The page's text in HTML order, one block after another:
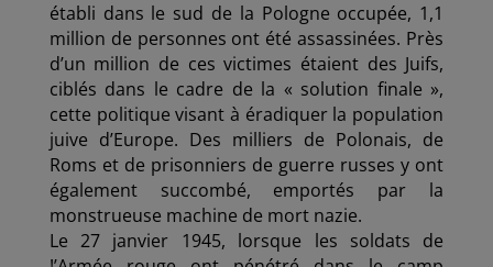
établi dans le sud de la Pologne occupée, 1,1
million de personnes ont été assassinées. Près
d’un million de ces victimes étaient des Juifs,
ciblés dans le cadre de la « solution finale »,
cette politique visant à éradiquer la population
juive d’Europe. Des milliers de Polonais, de
Roms et de prisonniers de guerre russes y ont
également succombé, emportés par la
monstrueuse machine de mort nazie.
Le 27 janvier 1945, lorsque les soldats de